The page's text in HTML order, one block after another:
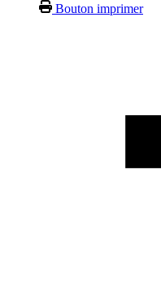
Bouton imprimer